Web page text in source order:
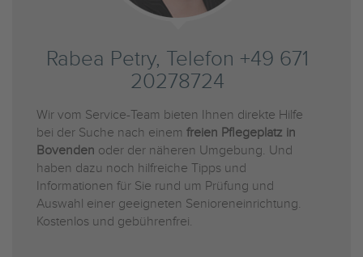
Rabea Petry, Telefon +49 671
20278724
Wir vom Service-Team bieten Ihnen direkte Hilfe
bei der Suche nach einem freien Pflegeplatz in
Bovenden oder der näheren Umgebung. Und
haben dazu noch hilfreiche Tipps und
Informationen für Sie rund um Prüfung und
Auswahl einer geeigneten Senioreneinrichtung.
Kostenlos und gebührenfrei.